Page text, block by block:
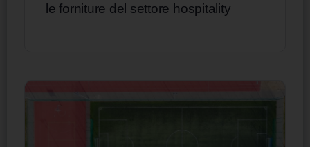
le forniture del settore hospitality